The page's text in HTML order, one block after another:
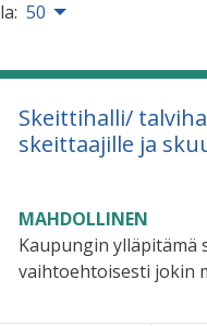
50
Skeittihalli/
skeittaajille ja
MAHDOLLINEN
Kaupungin
vaihtoehtoisesti jokin